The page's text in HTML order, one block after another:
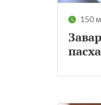
150
пасха